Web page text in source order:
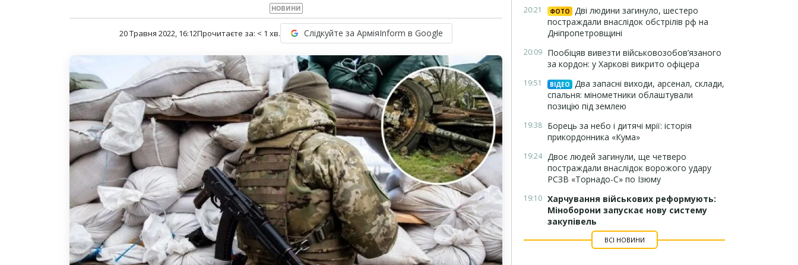
НОВИНИ
20 Травня 2022, 16:12Прочитаєте за: < 1 хв. Слідкуйте за АрміяInform в Google
20:21 ФОТО
Дві людини загинуло, шестеро
постраждали внаслідок обстрілів рф на
Дніпропетровщині
20:09 Пообіцяв вивезти військовозобов’язаного
за кордон: у Харкові викрито офіцера
19:51 ВІДЕО
Два запасні виходи, арсенал, склади,
спальня: мінометники облаштували
позицію під землею
19:38 Борець за небо і дитячі мрії: історія
прикордонника «Кума»
19:24 Двоє людей загинули, ще четверо
постраждали внаслідок ворожого удару
РСЗВ «Торнадо-С» по Ізюму
19:10 Харчування військових реформують:
Міноборони запускає нову систему
закупівель
ВСІ НОВИНИ